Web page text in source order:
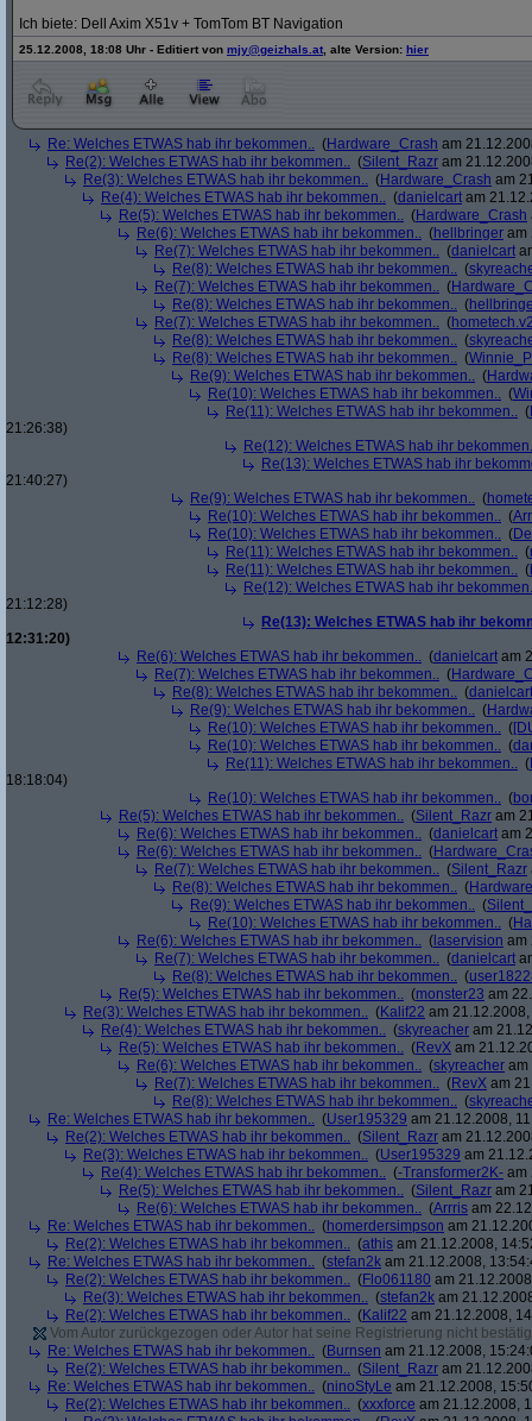
Ich biete: Dell Axim X51v + TomTom BT Navigation
25.12.2008, 18:08 Uhr - Editiert von mjy@geizhals.at , alte Version: hier
Re: Welches ETWAS hab ihr bekommen.. (Hardware_Crash am
Re(2): Welches ETWAS hab ihr bekommen.. (Silent_Razr am
Re(3): Welches ETWAS hab ihr bekommen.. (Hardware_Crash am
Re(4): Welches ETWAS hab ihr bekommen.. (danielcart am
Re(5): Welches ETWAS hab ihr bekommen.. (Hardware_Crash
Re(6): Welches ETWAS hab ihr bekommen.. (hellbringer am
Re(7): Welches ETWAS hab ihr bekommen.. (danielcart
Re(8): Welches ETWAS hab ihr bekommen.. (
Re(7): Welches ETWAS hab ihr bekommen.. (
Re(8): Welches ETWAS hab ihr bekommen.. (
Re(7): Welches ETWAS hab ihr bekommen.. (
Re(8): Welches ETWAS hab ihr bekommen.. (
Re(8): Welches ETWAS hab ihr bekommen.. (
Re(9): Welches ETWAS hab ihr bekommen.. (
Re(10): Welches ETWAS hab ihr bekommen.. (
Re(11): Welches ETWAS hab ihr bekommen.. (
21:26:38)
Re(12): Welches ETWAS hab ihr
Re(13): Welches ETWAS hab ihr
21:40:27)
Re(9): Welches ETWAS hab ihr bekommen.. (
Re(10): Welches ETWAS hab ihr bekommen.. (
Re(10): Welches ETWAS hab ihr bekommen.. (
Re(11): Welches ETWAS hab ihr bekommen.. (
Re(11): Welches ETWAS hab ihr bekommen.. (
Re(12): Welches ETWAS hab ihr
21:12:28)
Re(13): Welches ETWAS hab ihr
12:31:20)
Re(6): Welches ETWAS hab ihr bekommen.. (danielcart am
Re(7): Welches ETWAS hab ihr bekommen.. (
Re(8): Welches ETWAS hab ihr bekommen.. (danielcart
Re(9): Welches ETWAS hab ihr bekommen.. (
Re(10): Welches ETWAS hab ihr bekommen.. (
Re(10): Welches ETWAS hab ihr bekommen.. (
Re(11): Welches ETWAS hab ihr bekommen.. (
18:18:04)
Re(10): Welches ETWAS hab ihr bekommen.. (
Re(5): Welches ETWAS hab ihr bekommen.. (Silent_Razr am
Re(6): Welches ETWAS hab ihr bekommen.. (danielcart am
Re(6): Welches ETWAS hab ihr bekommen.. (
Re(7): Welches ETWAS hab ihr bekommen.. (Silent_Razr
Re(8): Welches ETWAS hab ihr bekommen.. (
Re(9): Welches ETWAS hab ihr bekommen.. (
Re(10): Welches ETWAS hab ihr bekommen.. (
Re(6): Welches ETWAS hab ihr bekommen.. ( laservision am
Re(7): Welches ETWAS hab ihr bekommen.. (danielcart
Re(8): Welches ETWAS hab ihr bekommen.. (
Re(5): Welches ETWAS hab ihr bekommen.. (monster23 am
Re(3): Welches ETWAS hab ihr bekommen.. (Kalif22 am
Re(4): Welches ETWAS hab ihr bekommen.. (skyreacher am
Re(5): Welches ETWAS hab ihr bekommen.. (RevX am
Re(6): Welches ETWAS hab ihr bekommen.. (skyreacher am
Re(7): Welches ETWAS hab ihr bekommen.. (RevX am
Re(8): Welches ETWAS hab ihr bekommen.. (
Re: Welches ETWAS hab ihr bekommen.. (User195329 am 21.12.2008,
Re(2): Welches ETWAS hab ihr bekommen.. (Silent_Razr am
Re(3): Welches ETWAS hab ihr bekommen.. (User195329 am
Re(4): Welches ETWAS hab ihr bekommen.. (-Transformer2K- am
Re(5): Welches ETWAS hab ihr bekommen.. (Silent_Razr am
Re(6): Welches ETWAS hab ihr bekommen.. (Arrris am
Re: Welches ETWAS hab ihr bekommen.. (homerdersimpson am
Re(2): Welches ETWAS hab ihr bekommen.. (athis am 21.12.2008,
Re: Welches ETWAS hab ihr bekommen.. (stefan2k am 21.12.2008,
Re(2): Welches ETWAS hab ihr bekommen.. (Flo061180 am
Re(3): Welches ETWAS hab ihr bekommen.. (stefan2k am
Re(2): Welches ETWAS hab ihr bekommen.. (Kalif22 am 21.12.2008,
Vom Autor zurückgezogen oder Autor hat seine Registrierung nicht
Re: Welches ETWAS hab ihr bekommen.. (Burnsen am 21.12.2008,
Re(2): Welches ETWAS hab ihr bekommen.. (Silent_Razr am
Re: Welches ETWAS hab ihr bekommen.. (ninoStyLe am 21.12.2008,
Re(2): Welches ETWAS hab ihr bekommen.. (xxxforce am 21.12.2008,